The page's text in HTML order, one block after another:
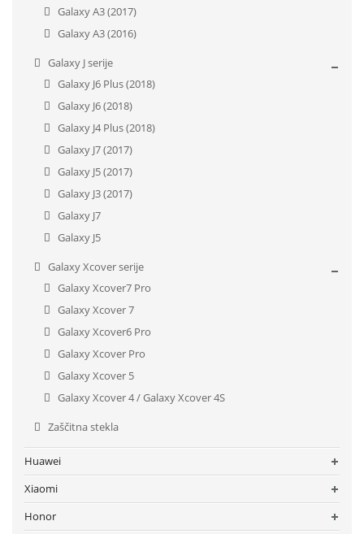
Galaxy A3 (2017)
Galaxy A3 (2016)
Galaxy J serije
Galaxy J6 Plus (2018)
Galaxy J6 (2018)
Galaxy J4 Plus (2018)
Galaxy J7 (2017)
Galaxy J5 (2017)
Galaxy J3 (2017)
Galaxy J7
Galaxy J5
Galaxy Xcover serije
Galaxy Xcover7 Pro
Galaxy Xcover 7
Galaxy Xcover6 Pro
Galaxy Xcover Pro
Galaxy Xcover 5
Galaxy Xcover 4 / Galaxy Xcover 4S
Zaščitna stekla
Huawei
Xiaomi
Honor